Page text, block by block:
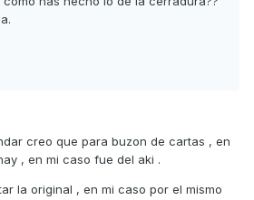
creo que para buzon de cartas , en
, en mi caso fue del aki .
la original , en mi caso por el mismo